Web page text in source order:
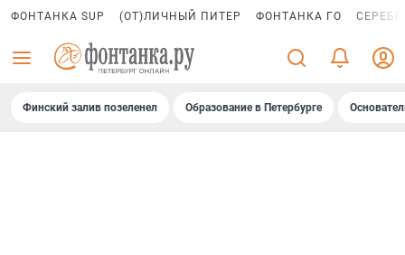
ФОНТАНКА SUP (ОТ)ЛИЧНЫЙ ПИТЕР ФОНТАНКА ГО
Финский залив позеленел Образование в Петербурге